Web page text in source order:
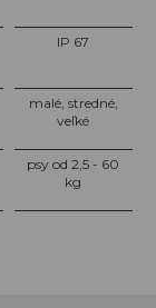
IP 67
malé, stredné,
veľké
psy od 2,5 - 60
kg